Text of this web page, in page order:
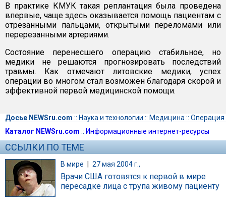
В практике КМУК такая реплантация была проведена
впервые, чаще здесь оказывается помощь пациентам с
отрезанными пальцами, открытыми переломами или
перерезанными артериями.
Состояние перенесшего операцию стабильное, но
медики не решаются прогнозировать последствий
травмы. Как отмечают литовские медики, успех
операции во многом стал возможен благодаря скорой и
эффективной первой медицинской помощи.
Досье NEWSru.com :: Наука и технологии :: Медицина :: Операция
Каталог NEWSru.com :: Информационные интернет-ресурсы
ССЫЛКИ ПО ТЕМЕ
В мире | 27 мая 2004 г.,
Врачи США готовятся к первой в мире
пересадке лица с трупа живому пациенту